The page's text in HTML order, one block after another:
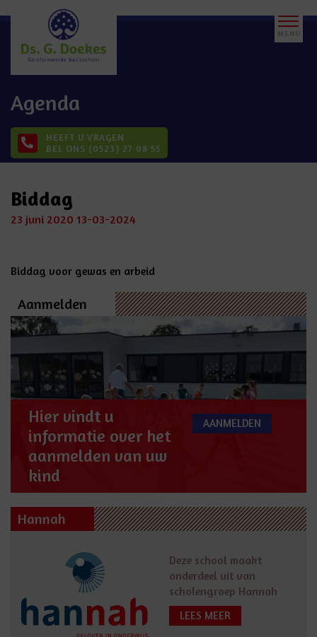
Agenda
HEEFT U VRAGEN
BEL ONS (0523) 27 08 55
Biddag
23 juni 2020 13-03-2024
Biddag voor gewas en arbeid
Aanmelden
Hier vindt u
informatie over het
aanmelden van uw
kind
AANMELDEN
Hannah
Deze school maakt
onderdeel uit van
scholengroep Hannah
LEES MEER